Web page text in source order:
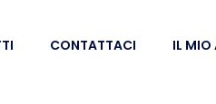
CONTATTACI IL MIO